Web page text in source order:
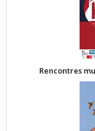
Rencontres